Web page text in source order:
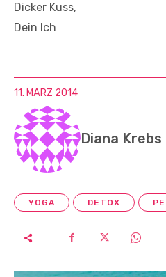
Dicker Kuss,
Dein Ich
11. MÄRZ 2014
Diana Krebs
YOGA DETOX